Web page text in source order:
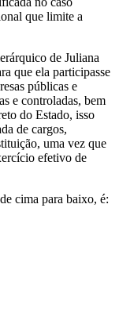
que limite a
de Juliana
que ela participasse
públicas e
e controladas, bem
do Estado, isso
de cargos,
uma vez que
efetivo de
cima para baixo, é: